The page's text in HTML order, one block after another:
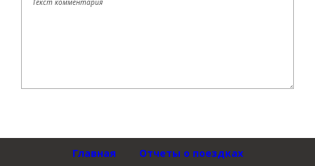
Главная Отчеты о поездках